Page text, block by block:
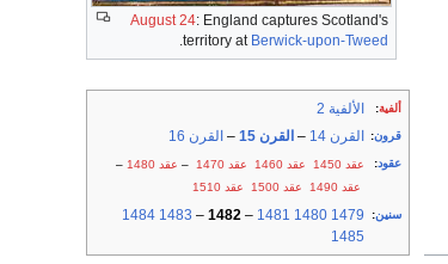
August 24: England captures Scotland's
territory at Berwick-upon-Tweed
.
ألفية: الألفية 2
قرون: القرن 14 – القرن 15 – القرن 16
عقود: عقد 1450 عقد 1460 عقد 1470 – عقد 1480
–
عقد 1490
عقد 1500 عقد 1510
سنين:
1479
1480
1481
–
1482
–
1483
1484
1485